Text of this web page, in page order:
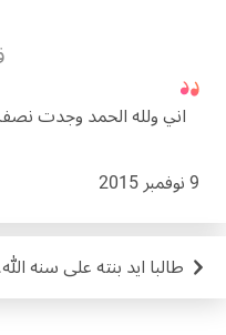
اني ولله الحمد وجدت
9 نوفمبر 2015
طالبا ايد بنته على سنه الله ورسوله